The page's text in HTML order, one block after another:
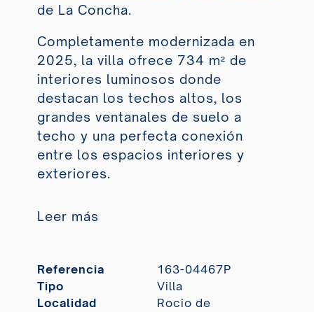
de La Concha.
Completamente modernizada en
2025, la villa ofrece 734 m² de
interiores luminosos donde
destacan los techos altos, los
grandes ventanales de suelo a
techo y una perfecta conexión
entre los espacios interiores y
exteriores.
Leer más
Referencia
163-04467P
Tipo
Villa
Localidad
Rocio de